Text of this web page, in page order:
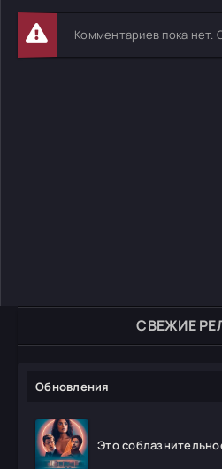
СВЕЖИЕ
Обновления
Это
Комментариев пока нет.